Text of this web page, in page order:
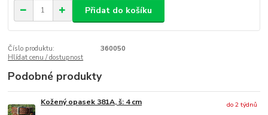
Přidat do košíku
Číslo produktu:
360050
Hlídat cenu / dostupnost
Podobné produkty
Kožený opasek 381A, š: 4 cm
do 2 týdnů